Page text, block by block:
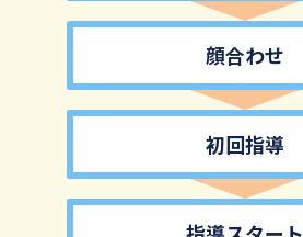
顔合わせ
初回指導